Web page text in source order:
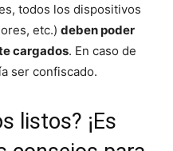
todos los dispositivos
etc.) deben poder
cargados. En caso de
ser confiscado.
listos? ¡Es